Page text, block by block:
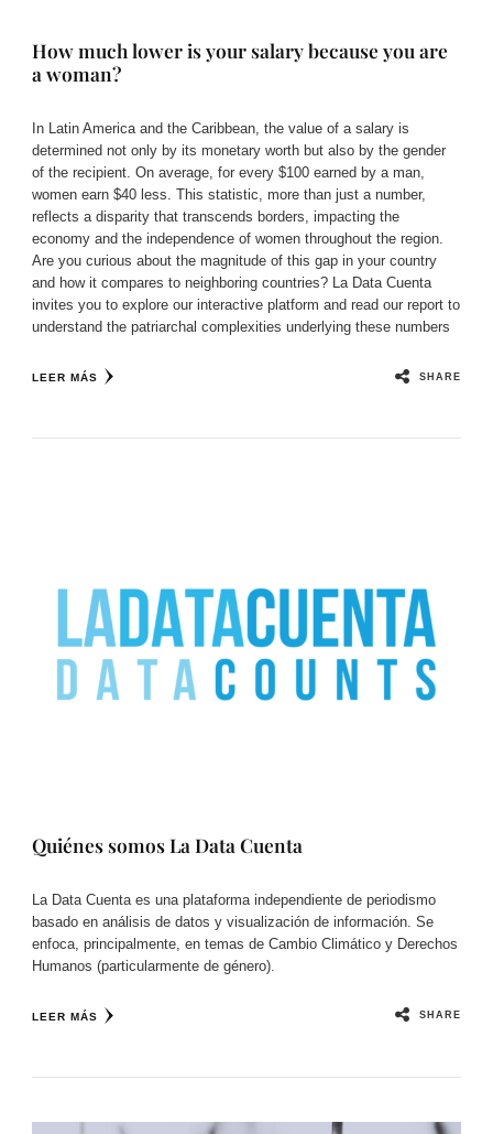
How much lower is your salary because you are
a woman?
In Latin America and the Caribbean, the value of a salary is
determined not only by its monetary worth but also by the gender
of the recipient. On average, for every $100 earned by a man,
women earn $40 less. This statistic, more than just a number,
reflects a disparity that transcends borders, impacting the
economy and the independence of women throughout the region.
Are you curious about the magnitude of this gap in your country
and how it compares to neighboring countries? La Data Cuenta
invites you to explore our interactive platform and read our report to
understand the patriarchal complexities underlying these numbers
LEER MÁS SHARE
Quiénes somos La Data Cuenta
La Data Cuenta es una plataforma independiente de periodismo
basado en análisis de datos y visualización de información. Se
enfoca, principalmente, en temas de Cambio Climático y Derechos
Humanos (particularmente de género).
LEER MÁS SHARE